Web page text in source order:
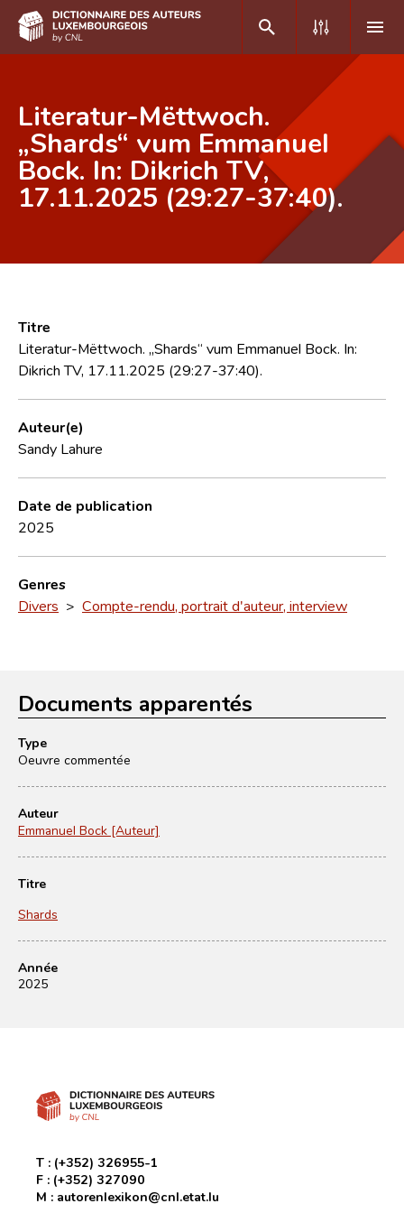
DE FR
Accueil
Auteur(e)s A-Z
Équipe scientifique
Literatur-Mëttwoch.
„Shards“ vum Emmanuel
Bock. In: Dikrich TV,
17.11.2025 (29:27-37:40).
Titre
Literatur-Mëttwoch. „Shards“ vum Emmanuel Bock. In:
Dikrich TV, 17.11.2025 (29:27-37:40).
Auteur(e)
Sandy Lahure
Date de publication
2025
Genres
Divers > Compte-rendu, portrait d'auteur, interview
Documents apparentés
Type
Oeuvre commentée
Auteur
Emmanuel Bock [Auteur]
Titre
Shards
Année
2025
T : (+352) 326955-1
F : (+352) 327090
M : autorenlexikon@cnl.etat.lu